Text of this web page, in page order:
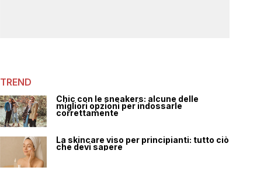
TREND
Chic con le sneakers: alcune delle
migliori opzioni per indossarle
correttamente
La skincare viso per principianti: tutto ciò
che devi sapere